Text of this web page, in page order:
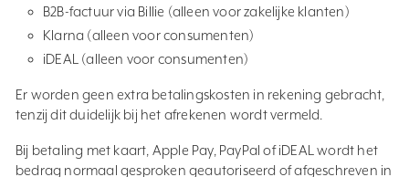
B2B-factuur via Billie (alleen voor zakelijke klanten)
Klarna (alleen voor consumenten)
iDEAL (alleen voor consumenten)
Er worden geen extra betalingskosten in rekening gebracht,
tenzij dit duidelijk bij het afrekenen wordt vermeld.
Bij betaling met kaart, Apple Pay, PayPal of iDEAL wordt het
bedrag normaal gesproken geautoriseerd of afgeschreven in